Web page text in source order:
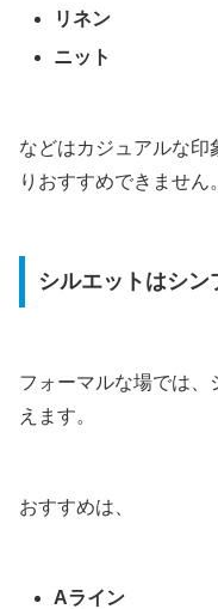
リネン
ニット
などはカジュアルな印
りおすすめできません。
シルエットはシ
フォーマルな場では、
えます。
おすすめは、
Aライン